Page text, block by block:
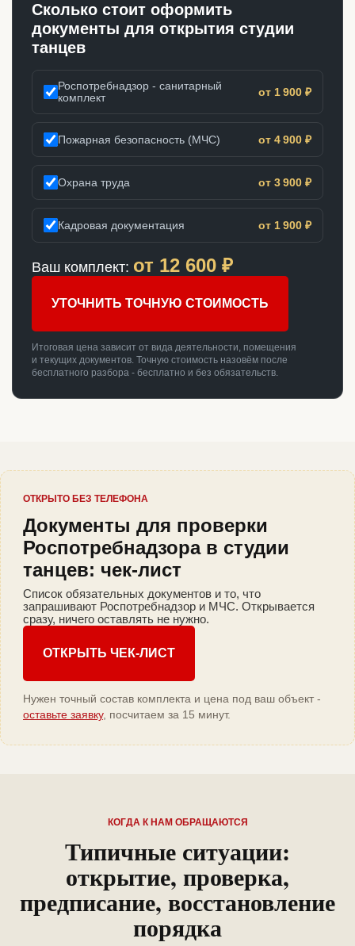
Сколько стоит оформить
документы для открытия студии
танцев
Роспотребнадзор - санитарный
комплект
от 1 900 ₽
Пожарная безопасность (МЧС) от 4 900 ₽
Охрана труда от 3 900 ₽
Кадровая документация от 1 900 ₽
Ваш комплект: от 12 600 ₽
УТОЧНИТЬ ТОЧНУЮ СТОИМОСТЬ
Итоговая цена зависит от вида деятельности, помещения
и текущих документов. Точную стоимость назовём после
бесплатного разбора - бесплатно и без обязательств.
ОТКРЫТО БЕЗ ТЕЛЕФОНА
Документы для проверки
Роспотребнадзора в студии
танцев: чек-лист
Список обязательных документов и то, что
запрашивают Роспотребнадзор и МЧС. Открывается
сразу, ничего оставлять не нужно.
ОТКРЫТЬ ЧЕК-ЛИСТ
Нужен точный состав комплекта и цена под ваш объект -
оставьте заявку, посчитаем за 15 минут.
КОГДА К НАМ ОБРАЩАЮТСЯ
Типичные ситуации:
открытие, проверка,
предписание, восстановление
порядка